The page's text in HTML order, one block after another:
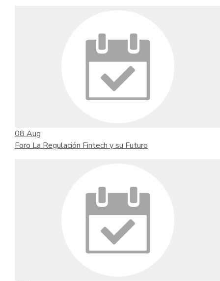
08 Aug
Foro La Regulación Fintech y su Futuro